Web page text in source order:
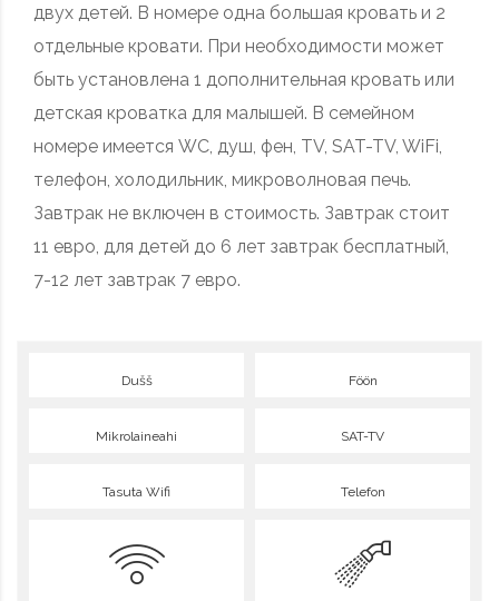
Dušš Föön
Mikrolaineahi SAT-TV
Tasuta Wifi Telefon
двух детей. В номере одна большая кровать и 2
отдельные кровати. При необходимости может
быть установлена 1 дополнительная кровать или
детская кроватка для малышей. В семейном
номере имеется WC, душ, фен, TV, SAT-TV, WiFi,
телефон, холодильник, микроволновая печь.
Завтрак не включен в стоимость. Завтрак стоит
11 евро, для детей до 6 лет завтрак бесплатный,
7-12 лет завтрак 7 евро.